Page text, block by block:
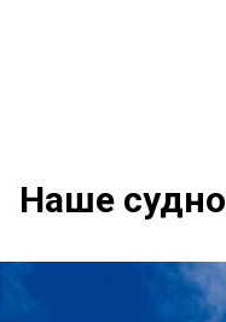
Наше судно